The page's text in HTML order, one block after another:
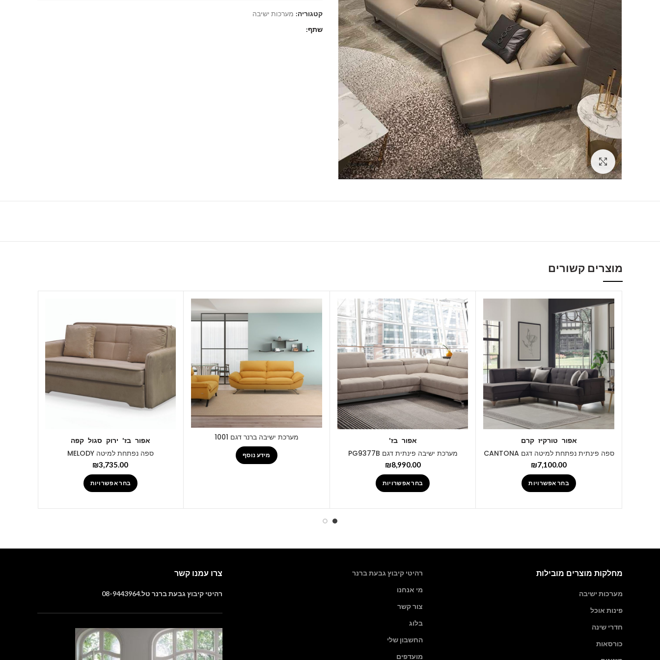
Click to enlarge
קטגוריה: מערכות ישיבה
שתף
מוצרים קשורים
אפור טורקיז קרם
ספה פינתית נפתחת למיטה דגם CANTONA
₪7,100.00
בחר אפשרויות
אפור בז'
מערכת ישיבה פינתית דגם PG9377B
₪8,990.00
בחר אפשרויות
מערכת ישיבה ברנר דגם 1001
מידע נוסף
אפור בז' ירוק סגול קפה
ספה נפתחת למיטה MELODY
₪3,735.00
בחר אפשרויות
מחלקות מוצרים מובילות
מערכות ישיבה
פינות אוכל
חדרי שינה
כורסאות
רהיטי קיבוץ גבעת ברנר
מי אנחנו
צור קשר
בלוג
החשבון שלי
מועדפים
צרו עמנו קשר
רהיטי קיבוץ גבעת ברנר טל.08-9443964